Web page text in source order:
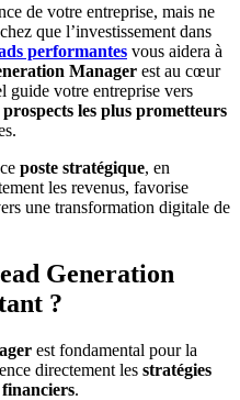
de votre entreprise, mais ne
que l’investissement dans
performantes vous aidera à
Manager est au cœur
guide votre entreprise vers
prospects les plus prometteurs
poste stratégique, en
les revenus, favorise
une transformation digitale de
Generation
?
est fondamental pour la
directement les stratégies
.